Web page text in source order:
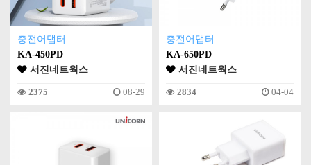
충전어댑터
KA-450PD
서진네트웍스
2375 08-29
충전어댑터
KA-650PD
서진네트웍스
2834 04-04